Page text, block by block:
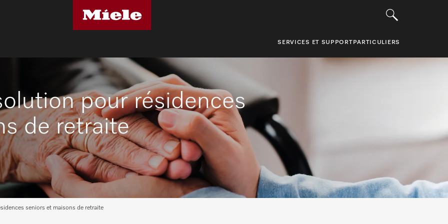
SERVICES ET SUPPORT PARTICULIERS
pour résidences
de retraite
seniors et maisons de retraite